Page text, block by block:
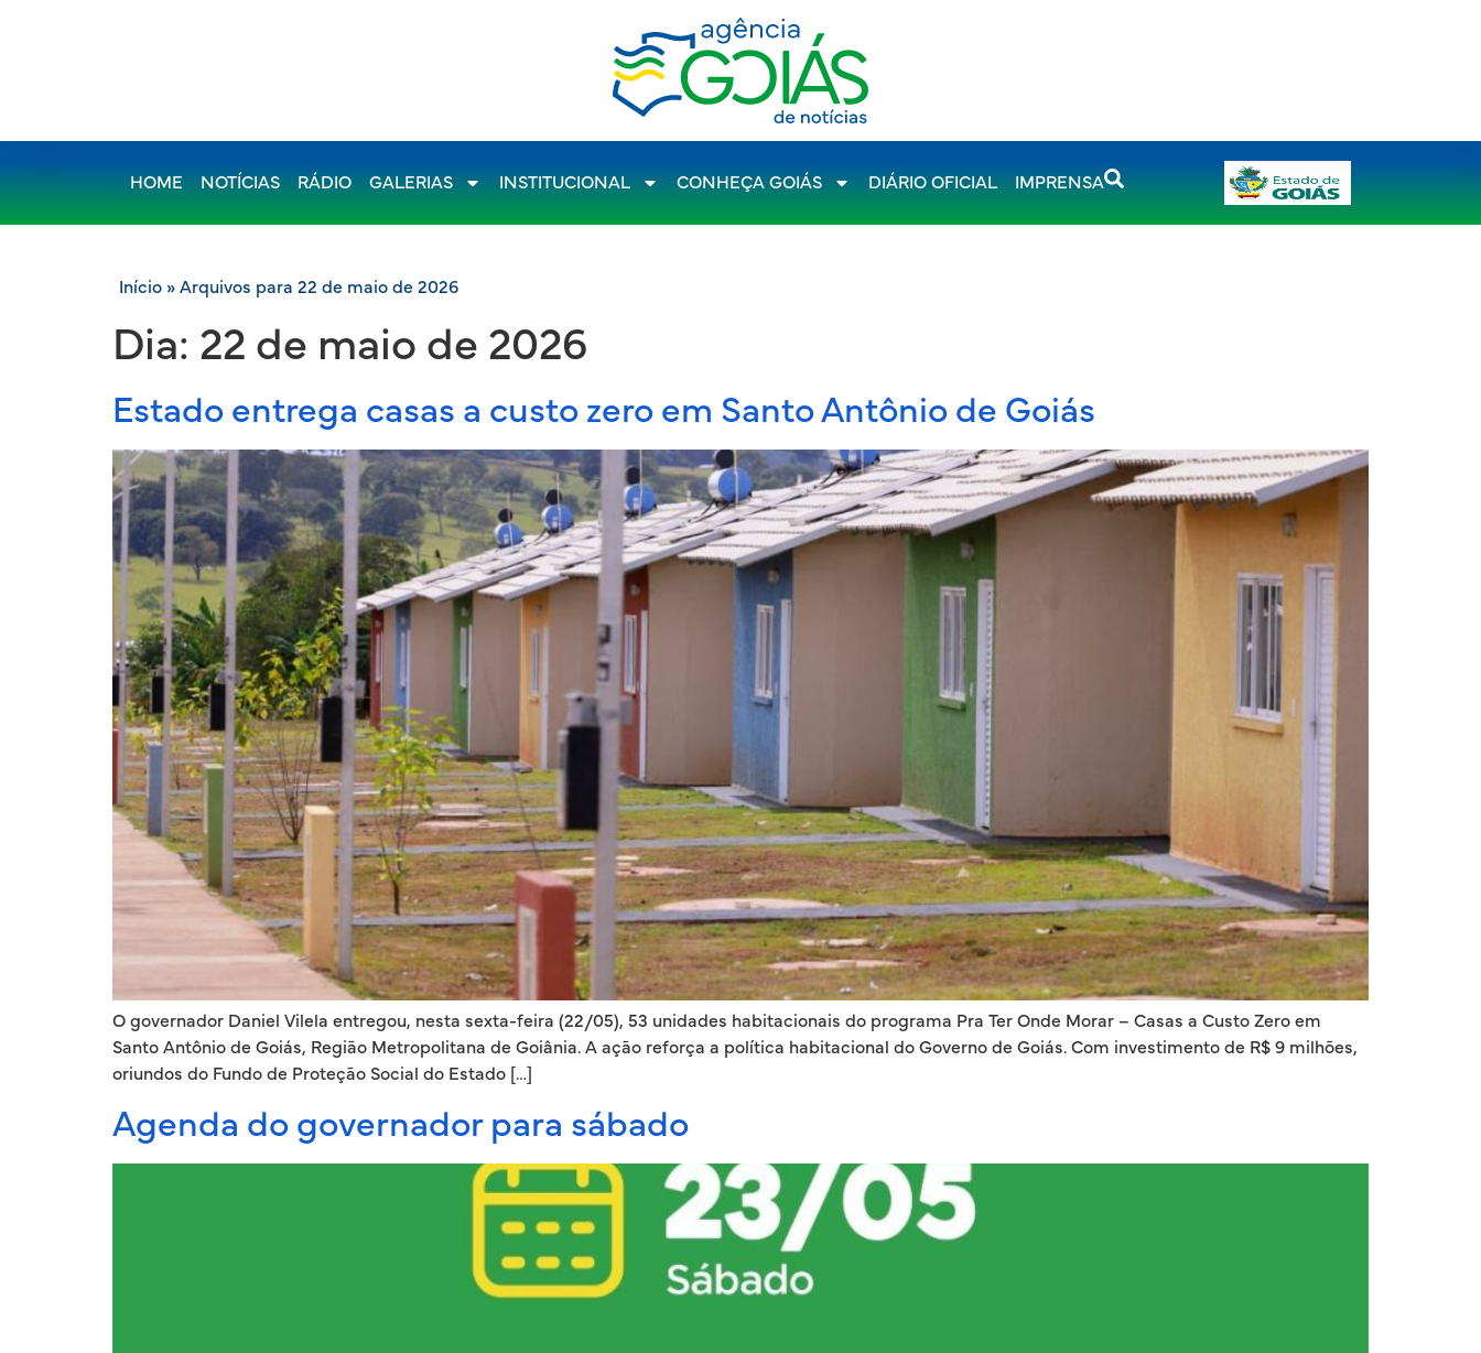
HOME NOTÍCIAS RÁDIO GALERIAS INSTITUCIONAL CONHEÇA GOIÁS DIÁRIO OFICIAL IMPRENSA
Início » Arquivos para 22 de maio de 2026
Dia: 22 de maio de 2026
Estado entrega casas a custo zero em Santo Antônio de Goiás
O governador Daniel Vilela entregou, nesta sexta-feira (22/05), 53 unidades habitacionais do programa Pra Ter Onde Morar – Casas a Custo Zero em
Santo Antônio de Goiás, Região Metropolitana de Goiânia. A ação reforça a política habitacional do Governo de Goiás. Com investimento de R$ 9 milhões,
oriundos do Fundo de Proteção Social do Estado […]
Agenda do governador para sábado